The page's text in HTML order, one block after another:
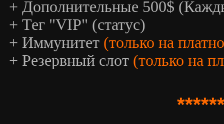
+ Дополнительные 500$
+ Тег "VIP" (статус)
+ Иммунитет (только на
+ Резервный слот (только на